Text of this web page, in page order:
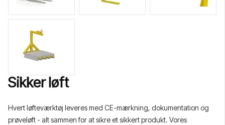
Sikker løft
Hvert løfteværktøj leveres med CE-mærkning, dokumentation og
prøveløft - alt sammen for at sikre et sikkert produkt. Vores